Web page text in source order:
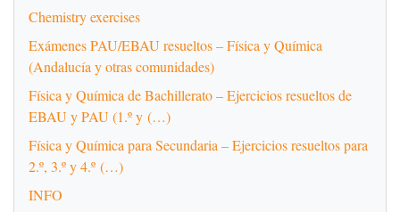
Chemistry exercises
Exámenes PAU/EBAU resueltos – Física y Química
(Andalucía y otras comunidades)
Física y Química de Bachillerato – Ejercicios resueltos de
EBAU y PAU (1.º y (…)
Física y Química para Secundaria – Ejercicios resueltos para
2.º, 3.º y 4.º (…)
INFO